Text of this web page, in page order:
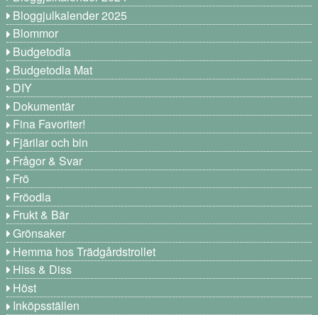
Bloggjulkalender 2025
Blommor
Budgetodla
Budgetodla Mat
DIY
Dokumentär
Fina Favoriter!
Fjärilar och bin
Frågor & Svar
Frö
Fröodla
Frukt & Bär
Grönsaker
Hemma hos Trädgårdstrollet
Hiss & Diss
Höst
Inköpsställen